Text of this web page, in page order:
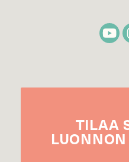
TILAA
LUONNON